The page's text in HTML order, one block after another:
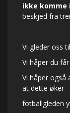
ikke komme
beskjed fra
Vi gleder oss
Vi håper du
Vi håper
at dette øker
fotballgleden